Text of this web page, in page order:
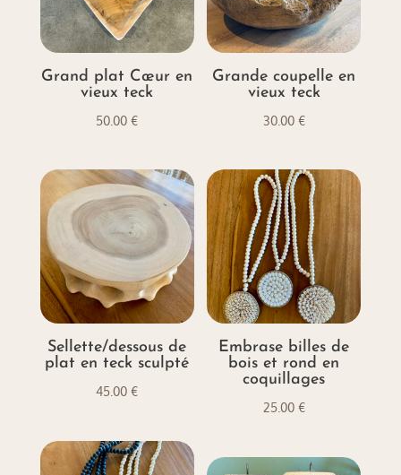
Grand plat Cœur en
vieux teck
50.00€
Grande coupelle en
vieux teck
30.00 €
Sellette/dessous de
plat en teck sculpté
45.00€
Embrase billes de
bois et rond en
coquillages
25.00 €